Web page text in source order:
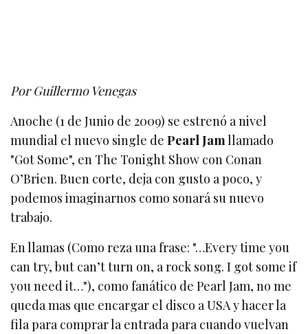
Por Guillermo Venegas
Anoche (1 de Junio de 2009) se estrenó a nivel
mundial el nuevo single dePearl Jamllamado
"Got Some", en The Tonight Show con Conan
O’Brien. Buen corte, deja con gusto a poco, y
podemos imaginarnos como sonará su nuevo
trabajo.
En llamas (Como reza una frase: "…Every time you
can try, but can’t turn on, a rock song. I got some if
you need it…"), como fanático de Pearl Jam, no me
queda mas que encargar el disco a USA y hacer la
fila para comprar la entrada para cuando vuelvan